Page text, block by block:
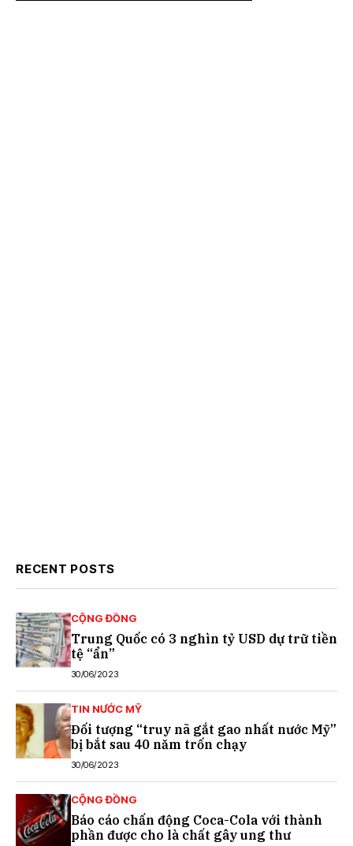
RECENT POSTS
CỘNG ĐỒNG
Trung Quốc có 3 nghìn tỷ USD dự trữ tiền
tệ “ẩn”
30/06/2023
TIN NƯỚC MỸ
Đối tượng “truy nã gắt gao nhất nước Mỹ”
bị bắt sau 40 năm trốn chạy
30/06/2023
CỘNG ĐỒNG
Báo cáo chấn động Coca-Cola với thành
phần được cho là chất gây ung thư